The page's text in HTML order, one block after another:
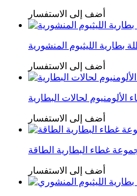
أضف إلى الاستفسار
بطارية الليثيوم المنشورية
أضف إلى الاستفسار
الألومنيوم لحالات البطارية
أضف إلى الاستفسار
غطاء البطارية الطاقة
أضف إلى الاستفسار